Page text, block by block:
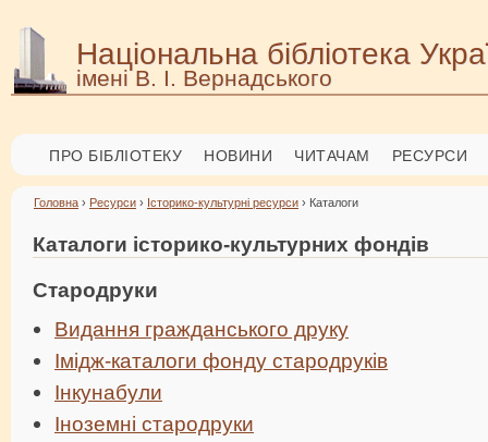
Національна бібліотека
імені В. І. Вернадського
ПРО БІБЛІОТЕКУ НОВИНИ ЧИТАЧАМ РЕСУРСИ
Головна › Ресурси › Історико-культурні ресурси › Каталоги
Каталоги історико-культурних фондів
Стародруки
Видання гражданського друку
Імідж-каталоги фонду стародруків
Інкунабули
Іноземні стародруки